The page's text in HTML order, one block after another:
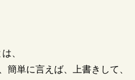
、
簡単に言えば、上書きして、